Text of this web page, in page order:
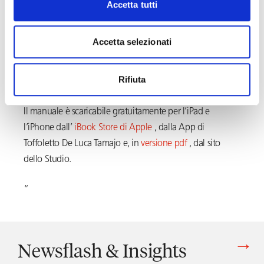
Accetta tutti
Accetta selezionati
Rifiuta
dipendente che ha commesso un illecito) è circondato da
può tutelare gli interessi del datore di lavoro.
Il manuale è scaricabile gratuitamente per l’iPad e
l’iPhone dall’ iBook Store di Apple , dalla App di
Toffoletto De Luca Tamajo e, inversione pdf, dal sito
dello Studio.
“
Newsflash & Insights
Vedi tutti gli articoli di Newsflash & Insights